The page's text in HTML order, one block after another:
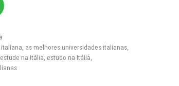
as melhores universidades italianas
estude na Itália estudo na Itália